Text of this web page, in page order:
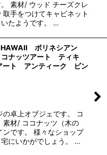
素材/ ウッド チーズクレ
手をつけてキャビネット
いたようです。 …
ポリネシアン
ナッツアート ティキ
ート アンティーク ビン
卓上オブジェです。 コ
素材/ ココナッツ（木の
です。 様々なショップ
にいかがでしょう。 …